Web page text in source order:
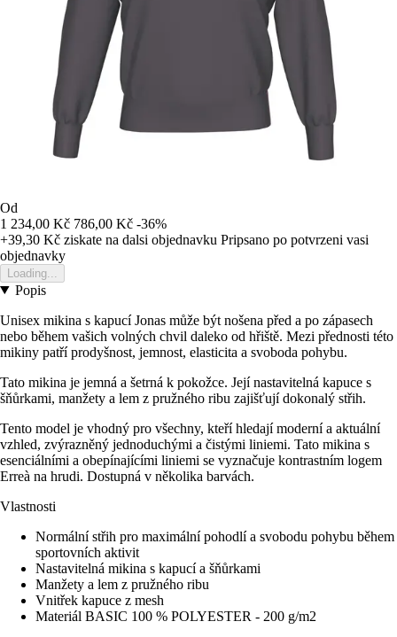
Od
1 234,00 Kč 786,00 Kč -36%
+39,30 Kč ziskate na dalsi objednavku Pripsano po potvrzeni vasi
objednavky
Loading...
Popis
Unisex mikina s kapucí Jonas může být nošena před a po zápasech
nebo během vašich volných chvil daleko od hřiště. Mezi přednosti této
mikiny patří prodyšnost, jemnost, elasticita a svoboda pohybu.
Tato mikina je jemná a šetrná k pokožce. Její nastavitelná kapuce s
šňůrkami, manžety a lem z pružného ribu zajišťují dokonalý střih.
Tento model je vhodný pro všechny, kteří hledají moderní a aktuální
vzhled, zvýrazněný jednoduchými a čistými liniemi. Tato mikina s
esenciálními a obepínajícími liniemi se vyznačuje kontrastním logem
Erreà na hrudi. Dostupná v několika barvách.
Vlastnosti
Normální střih pro maximální pohodlí a svobodu pohybu během
sportovních aktivit
Nastavitelná mikina s kapucí a šňůrkami
Manžety a lem z pružného ribu
Vnitřek kapuce z mesh
Materiál BASIC 100 % POLYESTER - 200 g/m2